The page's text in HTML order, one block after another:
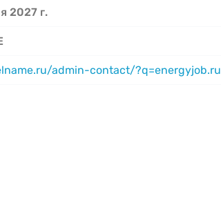
2027 г.
admin-contact/?q=energyjob.ru